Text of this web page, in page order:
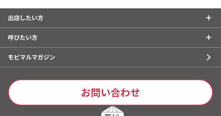
出店したい方
呼びたい方
モビマルマガジン
お問い合わせ